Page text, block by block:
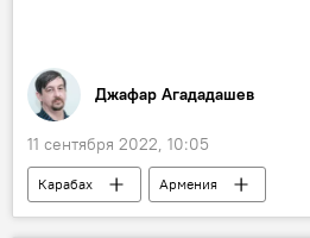
Джафар Агададашев
11 сентября 2022, 10:05
Карабах
Армения
Министерство обороны АР